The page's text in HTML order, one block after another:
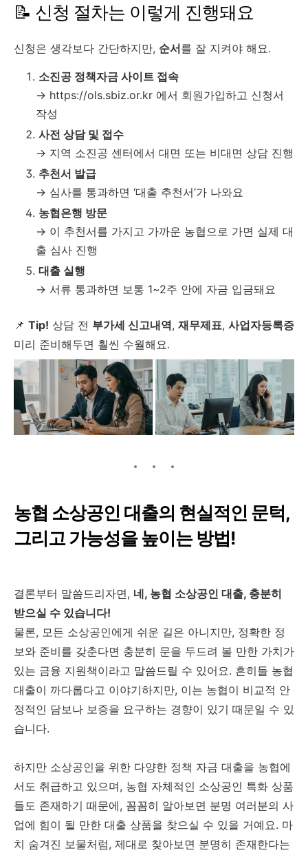
📝 신청 절차는 이렇게 진행돼요
신청은 생각보다 간단하지만, 순서를 잘 지켜야 해요.
소진공 정책자금 사이트 접속
→ https://ols.sbiz.or.kr 에서 회원가입하고 신청서
작성
사전 상담 및 접수
→ 지역 소진공 센터에서 대면 또는 비대면 상담 진행
추천서 발급
→ 심사를 통과하면 ‘대출 추천서’가 나와요
농협은행 방문
→ 이 추천서를 가지고 가까운 농협으로 가면 실제 대
출 심사 진행
대출 실행
→ 서류 통과하면 보통 1~2주 안에 자금 입금돼요
📌 Tip! 상담 전 부가세 신고내역, 재무제표, 사업자등록증
미리 준비해두면 훨씬 수월해요.
농협 소상공인 대출의 현실적인 문턱,
그리고 가능성을 높이는 방법!
결론부터 말씀드리자면, 네, 농협 소상공인 대출, 충분히
받으실 수 있습니다!
물론, 모든 소상공인에게 쉬운 길은 아니지만, 정확한 정
보와 준비를 갖춘다면 충분히 문을 두드려 볼 만한 가치가
있는 금융 지원책이라고 말씀드릴 수 있어요. 흔히들 농협
대출이 까다롭다고 이야기하지만, 이는 농협이 비교적 안
정적인 담보나 보증을 요구하는 경향이 있기 때문일 수 있
습니다.
하지만 소상공인을 위한 다양한 정책 자금 대출을 농협에
서도 취급하고 있으며, 농협 자체적인 소상공인 특화 상품
들도 존재하기 때문에, 꼼꼼히 알아보면 분명 여러분의 사
업에 힘이 될 만한 대출 상품을 찾으실 수 있을 거예요. 마
치 숨겨진 보물처럼, 제대로 찾아보면 분명히 존재한다는